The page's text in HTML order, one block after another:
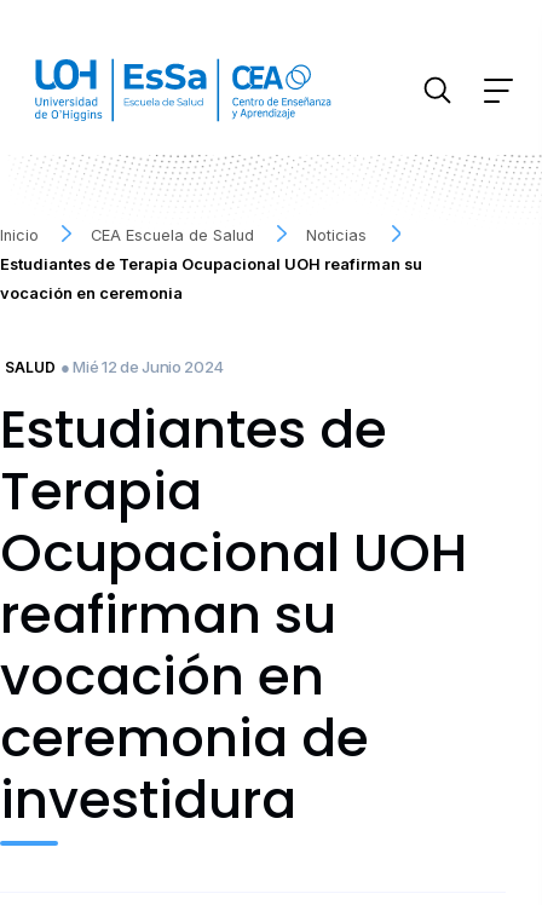
Inicio CEA Escuela de Salud
Noticias
Estudiantes de Terapia Ocupacional UOH reafirman su
vocación en ceremonia
SALUD ● Mié 12 de Junio 2024
Estudiantes de
Terapia
Ocupacional UOH
reafirman su
vocación en
ceremonia de
investidura